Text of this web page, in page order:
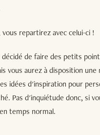
repartirez avec celui-ci !
décidé de faire des petits
vous aurez à disposition
idées d'inspiration pour
Pas d'inquiétude donc, si
temps normal.